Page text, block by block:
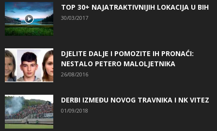
TOP 30+ NAJATRAKTIVNIJIH LOKACIJA U BIH
30/03/2017
DJELITE DALJE I POMOZITE IH PRONAĆI:
NESTALO PETERO MALOLJETNIKA
26/08/2016
DERBI IZMEĐU NOVOG TRAVNIKA I NK VITEZ
01/09/2018